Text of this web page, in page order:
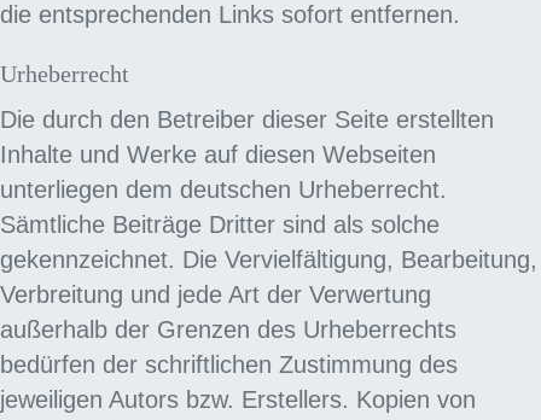
die entsprechenden Links sofort entfernen.
Urheberrecht
Die durch den Betreiber dieser Seite erstellten
Inhalte und Werke auf diesen Webseiten
unterliegen dem deutschen Urheberrecht.
Sämtliche Beiträge Dritter sind als solche
gekennzeichnet. Die Vervielfältigung, Bearbeitung,
Verbreitung und jede Art der Verwertung
außerhalb der Grenzen des Urheberrechts
bedürfen der schriftlichen Zustimmung des
jeweiligen Autors bzw. Erstellers. Kopien von